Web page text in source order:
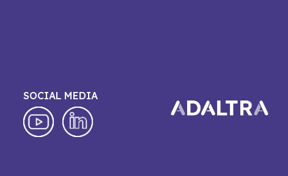
SOCIAL MEDIA